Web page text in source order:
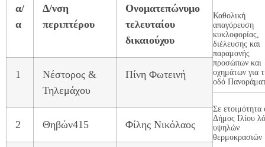
α/
α
Δ/νση
περιπτέρου
Ονοματεπώνυμο
τελευταίου
δικαιούχου
1
Νέστορος &
Τηλεμάχου
Πίνη Φωτεινή
2 Θηβών415 Φίλης Νικόλαος
Καθολική
απαγόρευση
κυκλοφορίας,
διέλευσης και
παραμονής
προσώπων και
οχημάτων για
οδό
Σε ετοιμότητα
Δήμος Ιλίου
υψηλών
θερμοκρασιών